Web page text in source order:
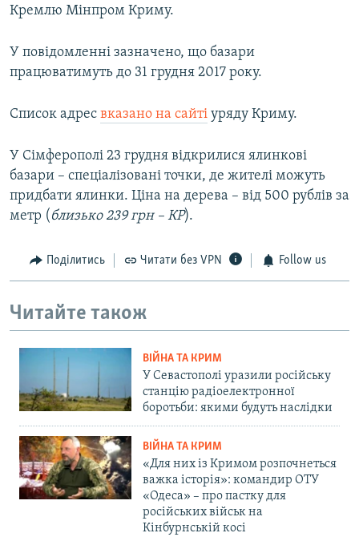
Кремлю Мінпром Криму.
У повідомленні зазначено, що базари
працюватимуть до 31 грудня 2017 року.
Список адрес вказано на сайті уряду Криму.
У Сімферополі 23 грудня відкрилися ялинкові
базари – спеціалізовані точки, де жителі можуть
придбати ялинки. Ціна на дерева – від 500 рублів за
метр ( близько 239 грн – КР).
Поділитись Читати без VPN Follow us
Читайте також
ВІЙНА ТА КРИМ
У Севастополі уразили російську
станцію радіоелектронної
боротьби: якими будуть наслідки
ВІЙНА ТА КРИМ
«Для них із Кримом розпочнеться
важка історія»: командир ОТУ
«Одеса» – про пастку для
російських військ на
Кінбурнській косі